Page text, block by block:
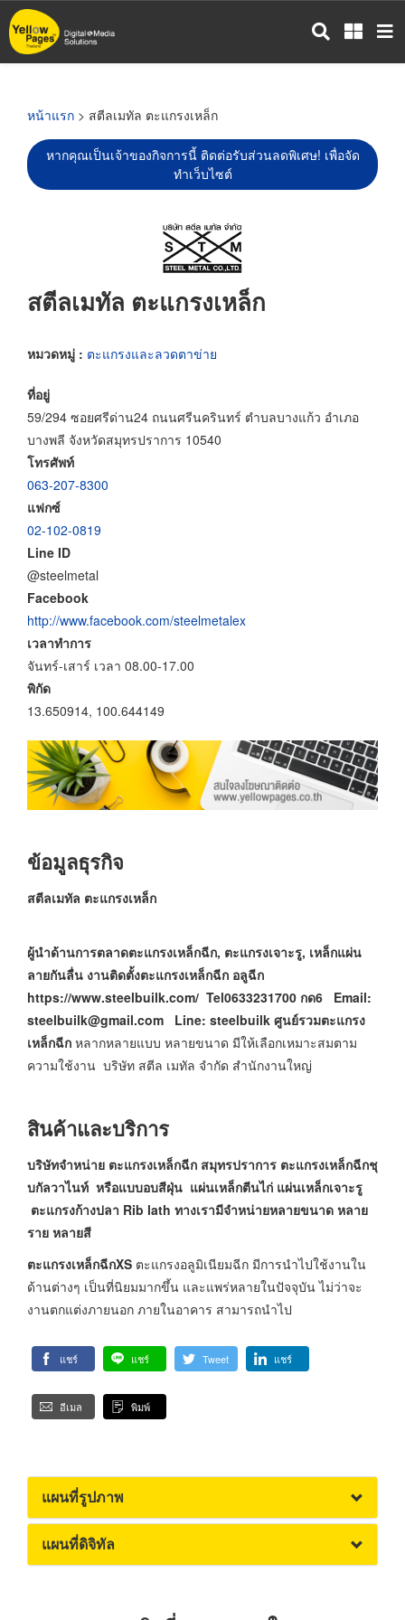
ข้าม
ไป
หน้าแรก > สตีลเมทัล ตะแกรงเหล็ก
หากคุณเป็นเจ้าของกิจการนี้ ติดต่อรับส่วนลดพิเศษ! เพื่อจัด
ทำเว็บไซต์
สตีลเมทัล ตะแกรงเหล็ก
หมวดหมู่ : ตะแกรงและลวดตาข่าย
ที่อยู่
59/294 ซอยศรีด่าน24 ถนนศรีนครินทร์ ตำบลบางแก้ว อำเภอ
บางพลี จังหวัดสมุทรปราการ 10540
โทรศัพท์
063-207-8300
แฟกซ์
02-102-0819
Line ID
@steelmetal
Facebook
http://www.facebook.com/steelmetalex
เวลาทำการ
จันทร์-เสาร์ เวลา 08.00-17.00
พิกัด
13.650914, 100.644149
ข้อมูลธุรกิจ
สตีลเมทัล ตะแกรงเหล็ก
ผู้นำด้านการตลาดตะแกรงเหล็กฉีก, ตะแกรงเจาะรู, เหล็กแผ่น
ลายกันลื่น งานติดตั้งตะแกรงเหล็กฉีก อลูฉีก
https://www.steelbuilk.com/ Tel0633231700 กด6 Email:
steelbuilk@gmail.com Line: steelbuilk ศูนย์รวมตะแกรง
เหล็กฉีก หลากหลายแบบ หลายขนาด มีให้เลือกเหมาะสมตาม
ความใช้งาน บริษัท สตีล เมทัล จำกัด สำนักงานใหญ่
สินค้าและบริการ
บริษัทจำหน่าย ตะแกรงเหล็กฉีก สมุทรปราการ ตะแกรงเหล็กฉีกชุ
บกัลวาไนท์ หรือแบบอบสีฝุ่น แผ่นเหล็กตีนไก่ แผ่นเหล็กเจาะรู
ตะแกรงก้างปลา Rib lath ทางเรามีจำหน่ายหลายขนาด หลาย
ราย หลายสี
ตะแกรงเหล็กฉีกXS ตะแกรงอลูมิเนียมฉีก มีการนำไปใช้งานใน
ด้านต่างๆ เป็นที่นิยมมากขึ้น และแพร่หลายในปัจจุบัน ไม่ว่าจะ
งานตกแต่งภายนอก ภายในอาคาร สามารถนำไป
แชร์ แชร์ Tweet แชร์
อีเมล พิมพ์
แผนที่รูปภาพ
แผนที่ดิจิทัล